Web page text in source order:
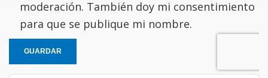
moderación. También doy mi consentimiento
para que se publique mi nombre.
GUARDAR